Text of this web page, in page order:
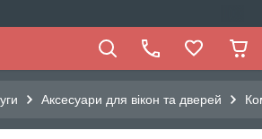
Аксесуари для вікон та дверей